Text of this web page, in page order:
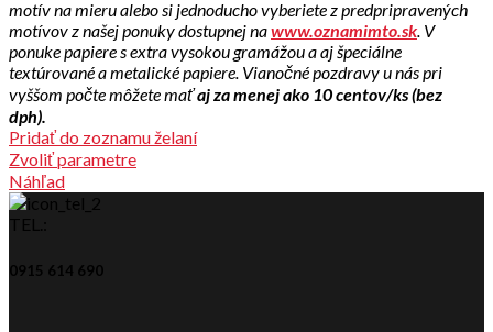
motív na mieru alebo si jednoducho vyberiete z predpripravených
motívov z našej ponuky dostupnej nawww.oznamimto.sk. V
ponuke papiere s extra vysokou gramážou a aj špeciálne
textúrované a metalické papiere. Vianočné pozdravy u nás pri
vyššom počte môžete maťaj za menej ako 10 centov/ks (bez
dph).
Pridať do zoznamu želaní
Zvoliť parametre
Náhľad
TEL.:
0915 614 690